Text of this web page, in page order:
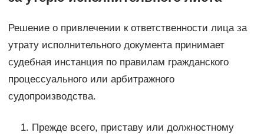
Решение о привлечении к ответственности лица за
утрату исполнительного документа принимает
судебная инстанция по правилам гражданского
процессуального или арбитражного
судопроизводства.
Прежде всего, приставу или должностному